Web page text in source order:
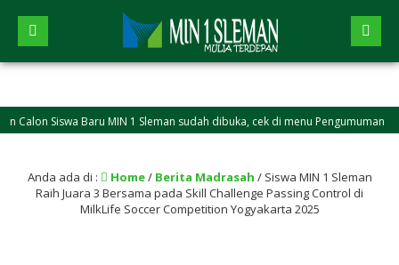
Siswa Baru MIN 1 Sleman sudah dibuka, cek di menu Pengumuman
Anda ada di : Home/ Berita Madrasah / Siswa MIN 1 Sleman
Raih Juara 3 Bersama pada Skill Challenge Passing Control di
MilkLife Soccer Competition Yogyakarta 2025